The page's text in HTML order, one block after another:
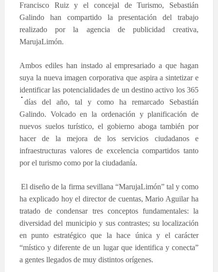
Francisco Ruiz y el concejal de Turismo, Sebastián
Galindo han compartido la presentación del trabajo
realizado por la agencia de publicidad creativa,
MarujaLimón.
Ambos ediles han instado al empresariado a que hagan
suya la nueva imagen corporativa que aspira a sintetizar e
identificar las potencialidades de un destino activo los 365
días del año, tal y como ha remarcado Sebastián
Galindo. Volcado en la ordenación y planificación de
nuevos suelos turístico, el gobierno aboga también por
hacer de la mejora de los servicios ciudadanos e
infraestructuras valores de excelencia compartidos tanto
por el turismo como por la ciudadanía.
El diseño de la firma sevillana “MarujaLimón” tal y como
ha explicado hoy el director de cuentas, Mario Aguilar ha
tratado de condensar tres conceptos fundamentales: la
diversidad del municipio y sus contrastes; su localización
en punto estratégico que la hace única y el carácter
“místico y diferente de un lugar que identifica y conecta”
a gentes llegados de muy distintos orígenes.